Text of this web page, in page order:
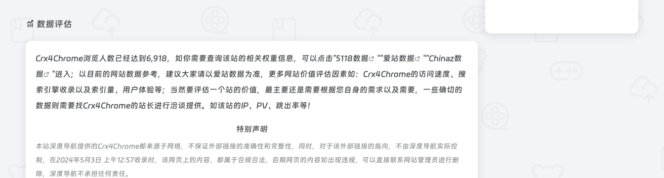
数据评估
Crx4Chrome浏览人数已经达到6,918，如你需要查询该站的相关权重信息，可以点击"5118数据 ""爱站数据 ""Chinaz数
据
"进入；以目前的网站数据参考，建议大家请以爱站数据为准，更多网站价值评估因素如：Crx4Chrome的访问速度、搜
索引擎收录以及索引量、用户体验等；当然要评估一个站的价值，最主要还是需要根据您自身的需求以及需要，一些确切的
数据则需要找Crx4Chrome的站长进行洽谈提供。如该站的IP、PV、跳出率等！
特别声明
本站深度导航提供的Crx4Chrome都来源于网络，不保证外部链接的准确性和完整性，同时，对于该外部链接的指向，不由深度导航实际控
制，在2024年5月3日 上午12:57收录时，该网页上的内容，都属于合规合法，后期网页的内容如出现违规，可以直接联系网站管理员进行删
除，深度导航不承担任何责任。